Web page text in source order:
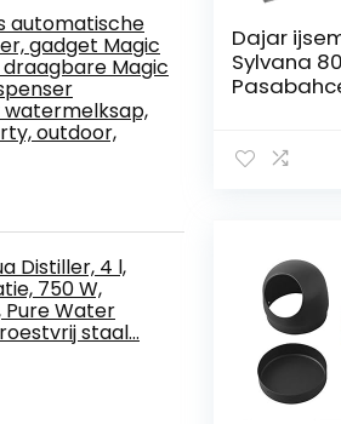
automatische
gadget Magic
Magic
outdoor,
Distiller, 4 l,
750 W,
Water
staal…
Dajar
Sylvana